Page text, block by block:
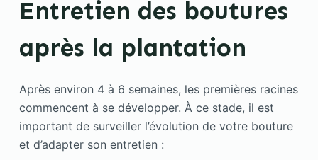
Entretien des boutures
après la plantation
Après environ 4 à 6 semaines, les premières racines
commencent à se développer. À ce stade, il est
important de surveiller l’évolution de votre bouture
et d’adapter son entretien :